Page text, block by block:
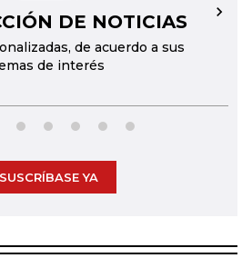
DE NOTICIAS
de acuerdo a sus
de interés
→
SUSCRÍBASE YA